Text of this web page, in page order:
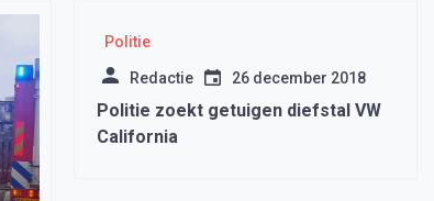
Politie
Redactie 26 december 2018
Politie zoekt getuigen diefstal VW
California